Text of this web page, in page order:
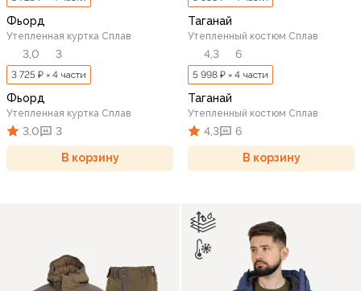
Фьорд
Утепленная куртка Сплав
3,0 3
3 725 ₽ × 4 части
Фьорд
Утепленная куртка Сплав
3,0 3
В корзину
Таганай
Утепленный костюм Сплав
4,3 6
5 998 ₽ × 4 части
Таганай
Утепленный костюм Сплав
4,3 6
В корзину